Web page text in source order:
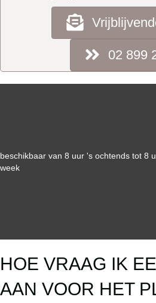
02 899
beschikbaar van 8 uur 's ochtends tot 8
week
HOE VRAAG IK
AAN VOOR HET